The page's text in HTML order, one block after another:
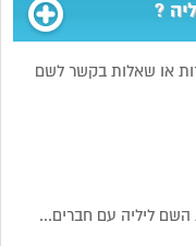
?
או שאלות בקשר לשם
ליליה עם חברים...